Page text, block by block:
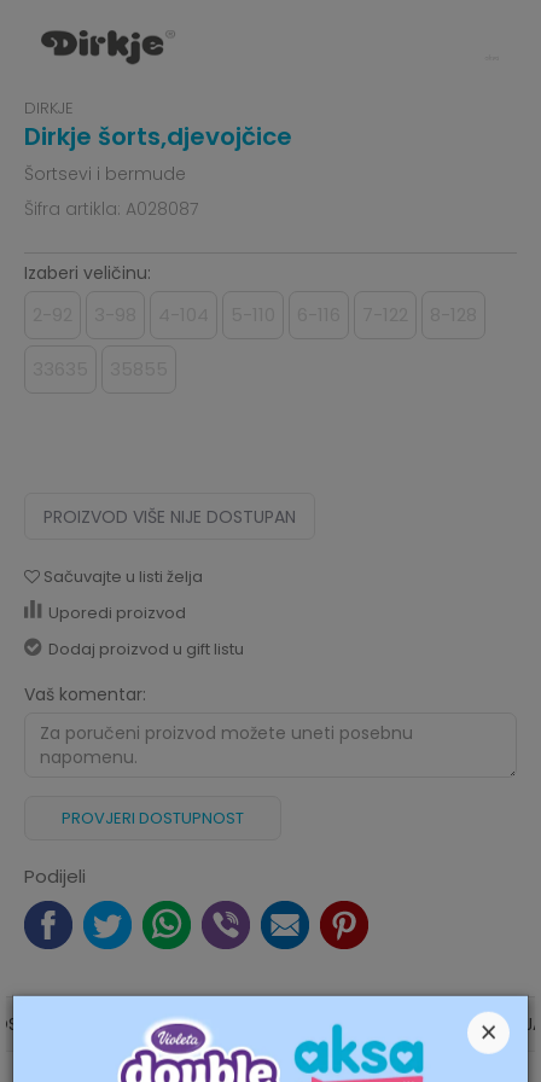
DIRKJE
Dirkje šorts,djevojčice
Šortsevi i bermude
Šifra artikla: A028087
Izaberi veličinu:
PROIZVOD VIŠE NIJE DOSTUPAN
Sačuvajte u listi želja
Uporedi proizvod
Dodaj proizvod u gift listu
Vaš komentar:
PROVJERI DOSTUPNOST
Podijeli
U RADNJAMA ×